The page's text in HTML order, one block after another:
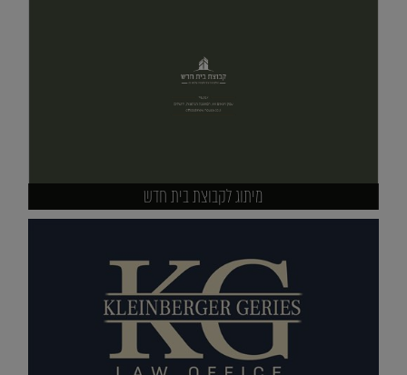
מיתוג לקבוצת בית חדש